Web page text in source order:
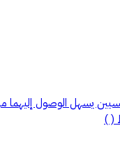
شارعين رئيسيين يسهل
( )